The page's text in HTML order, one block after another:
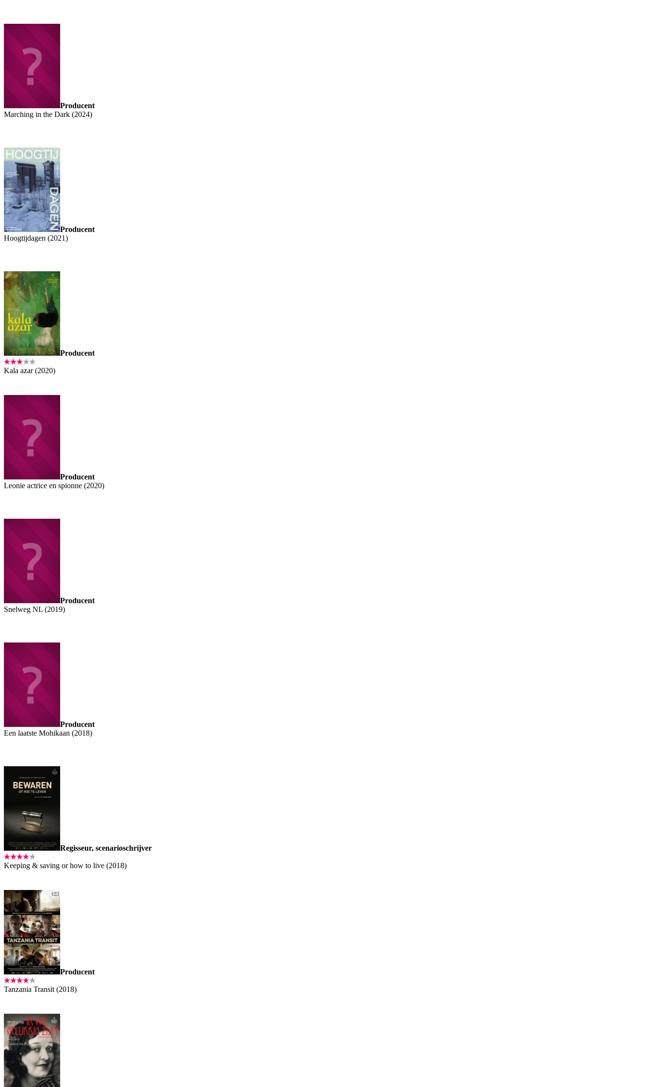
Producent
Marching in the Dark (2024)
Producent
Hoogtijdagen (2021)
Producent
Kala azar (2020)
Producent
Leonie actrice en spionne (2020)
Producent
Snelweg NL (2019)
Producent
Een laatste Mohikaan (2018)
Regisseur, scenarioschrijver
Keeping & saving or how to live (2018)
Producent
Tanzania Transit (2018)